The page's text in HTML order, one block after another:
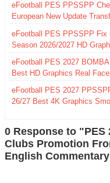
eFootball PES PPSSPP
European New Update
eFootball PES PPSSPP Fix
Season 2026/2027 HD
eFootball PES 2027
Best HD Graphics Real
eFootball PES 2027
26/27 Best 4K Graphics
0 Response to "PES
Clubs Promotion
English